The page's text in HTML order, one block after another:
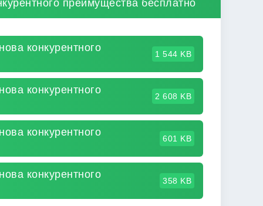
преимущества бесплатно
конкурентного
1 544 KB
конкурентного
2 608 KB
конкурентного
601 KB
конкурентного
358 KB